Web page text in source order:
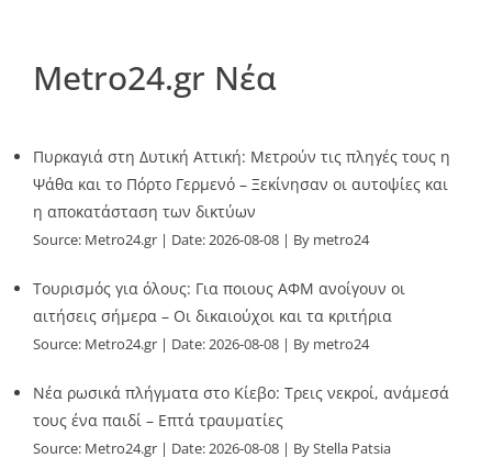
Metro24.gr Νέα
Πυρκαγιά στη Δυτική Αττική: Μετρούν τις πληγές τους η
Ψάθα και το Πόρτο Γερμενό – Ξεκίνησαν οι αυτοψίες και
η αποκατάσταση των δικτύων
Source: Metro24.gr Date: 2026-08-08 By metro24
Τουρισμός για όλους: Για ποιους ΑΦΜ ανοίγουν οι
αιτήσεις σήμερα – Οι δικαιούχοι και τα κριτήρια
Source: Metro24.gr Date: 2026-08-08 By metro24
Νέα ρωσικά πλήγματα στο Κίεβο: Τρεις νεκροί, ανάμεσά
τους ένα παιδί – Επτά τραυματίες
Source: Metro24.gr Date: 2026-08-08 By Stella Patsia